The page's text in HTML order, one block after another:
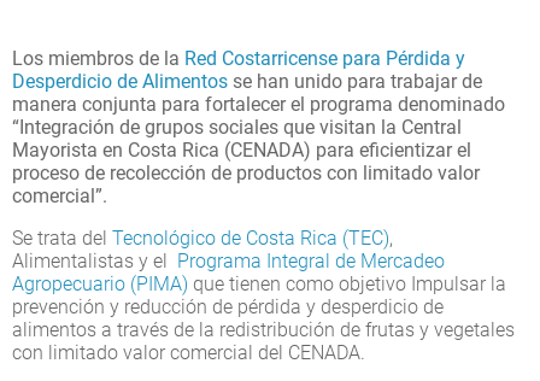
Los miembros de la Red Costarricense para Pérdida y
Desperdicio de Alimentos se han unido para trabajar de
manera conjunta para fortalecer el programa denominado
“Integración de grupos sociales que visitan la Central
Mayorista en Costa Rica (CENADA) para eficientizar el
proceso de recolección de productos con limitado valor
comercial”.
Se trata del Tecnológico de Costa Rica (TEC),
Alimentalistas y el Programa Integral de Mercadeo
Agropecuario (PIMA) que tienen como objetivo Impulsar la
prevención y reducción de pérdida y desperdicio de
alimentos a través de la redistribución de frutas y vegetales
con limitado valor comercial del CENADA.